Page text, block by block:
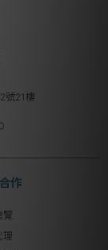
號21樓
作
覽
理